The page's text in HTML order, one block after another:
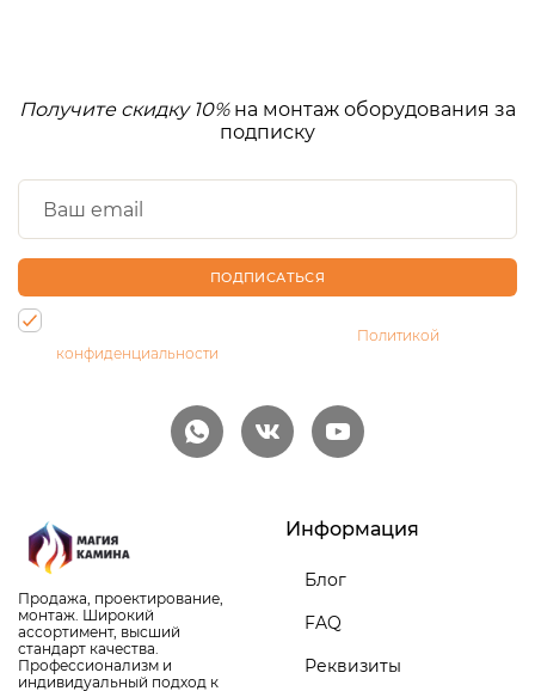
Получите скидку 10%на монтаж оборудования за
подписку
ПОДПИСАТЬСЯ
Политикой
конфиденциальности
Продажа, проектирование,
монтаж. Широкий
ассортимент, высший
стандарт качества.
Профессионализм и
индивидуальный подход к
Информация
Блог
FAQ
Реквизиты